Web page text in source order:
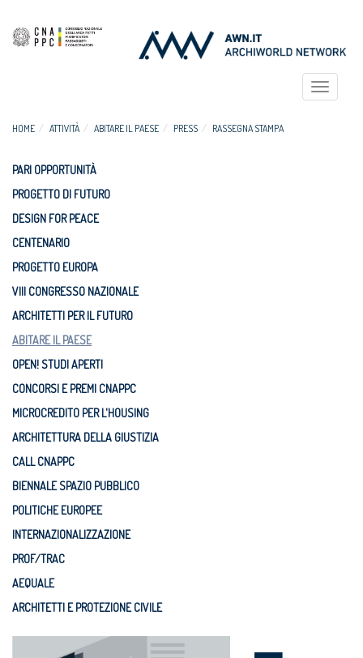
Toggle
HOME ATTIVITÀ ABITARE IL PAESE PRESS RASSEGNA STAMPA
PARI OPPORTUNITÀ
PROGETTO DI FUTURO
DESIGN FOR PEACE
CENTENARIO
PROGETTO EUROPA
VIII CONGRESSO NAZIONALE
ARCHITETTI PER IL FUTURO
ABITARE IL PAESE
OPEN! STUDI APERTI
CONCORSI E PREMI CNAPPC
MICROCREDITO PER L'HOUSING
ARCHITETTURA DELLA GIUSTIZIA
CALL CNAPPC
BIENNALE SPAZIO PUBBLICO
POLITICHE EUROPEE
INTERNAZIONALIZZAZIONE
PROF/TRAC
AEQUALE
ARCHITETTI E PROTEZIONE CIVILE